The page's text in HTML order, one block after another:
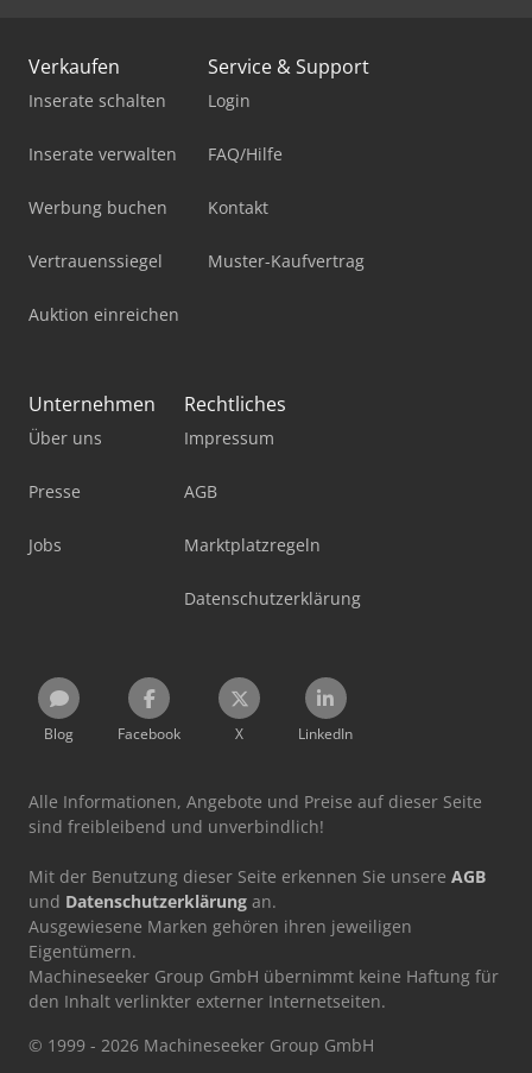
Verkaufen
Inserate schalten
Inserate verwalten
Werbung buchen
Vertrauenssiegel
Auktion einreichen
Service & Support
Login
FAQ/Hilfe
Kontakt
Muster-Kaufvertrag
Unternehmen
Über uns
Presse
Jobs
Rechtliches
Impressum
AGB
Marktplatzregeln
Datenschutzerklärung
Blog Facebook X LinkedIn
Alle Informationen, Angebote und Preise auf dieser Seite
sind freibleibend und unverbindlich!
Mit der Benutzung dieser Seite erkennen Sie unsere AGB
und Datenschutzerklärung an.
Ausgewiesene Marken gehören ihren jeweiligen
Eigentümern.
Machineseeker Group GmbH übernimmt keine Haftung für
den Inhalt verlinkter externer Internetseiten.
© 1999 - 2026 Machineseeker Group GmbH